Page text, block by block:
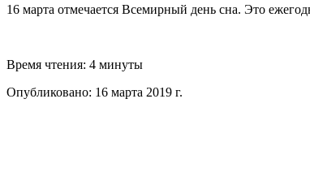
16 марта отмечается Всемирный день сна. Это
Время чтения: 4 минуты
Опубликовано: 16 марта 2019 г.